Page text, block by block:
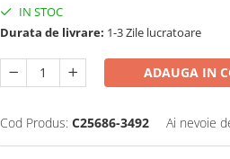
IN STOC
Durata de livrare: 1-3 Zile lucratoare
ADAUGA IN
Cod Produs: C25686-3492 Ai nevoie